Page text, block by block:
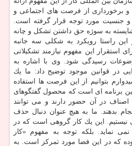
برخورداری از فرصت های اجتماعی و
جنسیت مورد توجه قرار گرفته است.
به سوژه حق داشتن تشكل و چانه
راستا رویكرد به شكلی سه جانبه
استقرار این مفهوم نیازمند تشكیلاتی
رسیدگی شود. وی با اشاره به
در قوانین موجود توضیح داد: ما یك
بتوانیم از این فرصت ها استفاده
برنامه ای است كه محصول گفتگوهای
در آن حضور دارند و می توانند
بدهند. ما به هیچ عنوان دنبال حذف
نیستیم. این یك كار گروهی است كه در
نماید. بلكه توجه به مفهوم «كار
كه در این فضا مورد تمركز است. به